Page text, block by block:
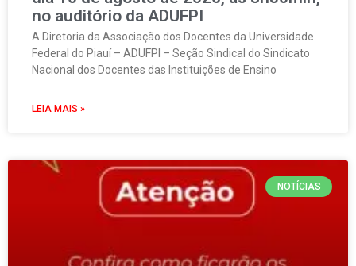
no auditório da ADUFPI
A Diretoria da Associação dos Docentes da Universidade
Federal do Piauí – ADUFPI – Seção Sindical do Sindicato
Nacional dos Docentes das Instituições de Ensino
LEIA MAIS »
NOTÍCIAS